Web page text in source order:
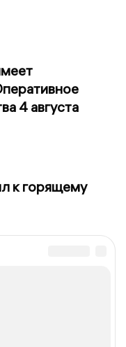
4 августа
к горящему